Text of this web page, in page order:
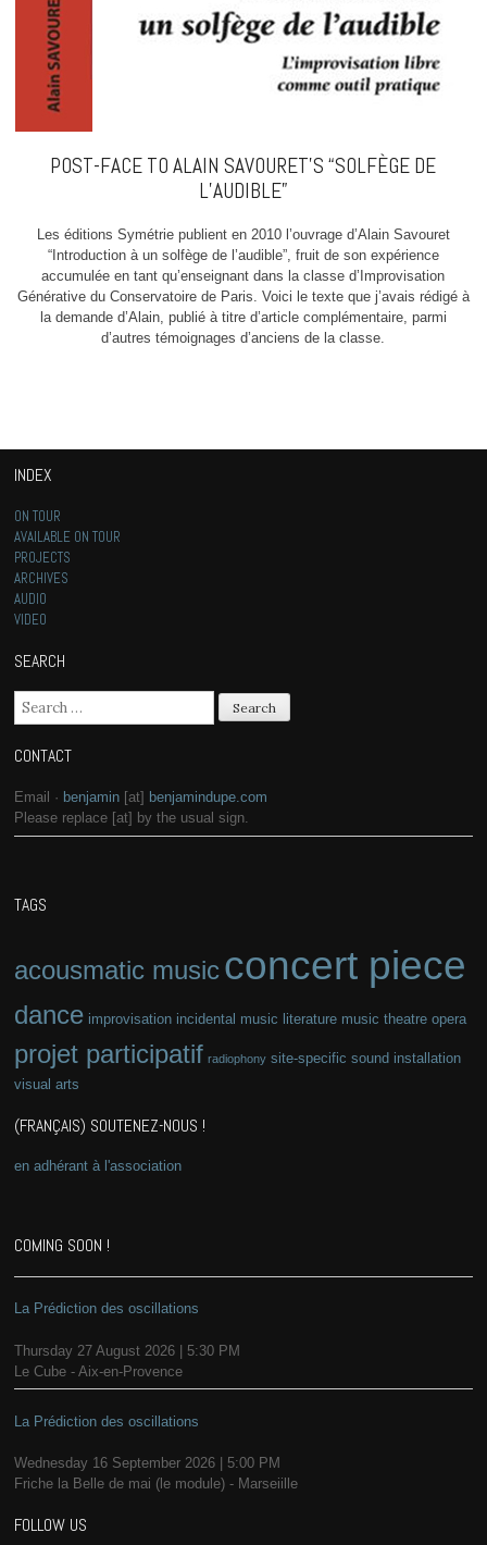
POST-FACE TO ALAIN SAVOURET’S “SOLFÈGE DE
L’AUDIBLE”
Les éditions Symétrie publient en 2010 l’ouvrage d’Alain Savouret
“Introduction à un solfège de l’audible”, fruit de son expérience
accumulée en tant qu’enseignant dans la classe d’Improvisation
Générative du Conservatoire de Paris. Voici le texte que j’avais rédigé à
la demande d’Alain, publié à titre d’article complémentaire, parmi
d’autres témoignages d’anciens de la classe.
INDEX
ON TOUR
AVAILABLE ON TOUR
PROJECTS
ARCHIVES
AUDIO
VIDEO
SEARCH
Search for:
CONTACT
Email · benjamin [at] benjamindupe.com
Please replace [at] by the usual sign.
TAGS
acousmatic musicconcert piece
dance improvisation incidental music literature music theatre opera
projet participatif radiophony site-specific sound installation
visual arts
(FRANÇAIS) SOUTENEZ-NOUS !
en adhérant à l'association
COMING SOON !
La Prédiction des oscillations
Thursday 27 August 2026 | 5:30 PM
Le Cube - Aix-en-Provence
La Prédiction des oscillations
Wednesday 16 September 2026 | 5:00 PM
Friche la Belle de mai (le module) - Marseiille
FOLLOW US